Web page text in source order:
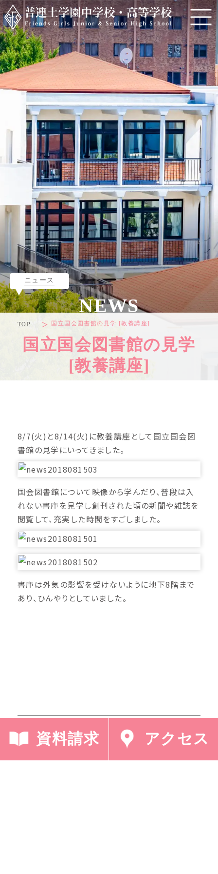
資料請求 アクセス
TOP 国立国会図書館の見学 [教養講座]
国立国会図書館の見学
[教養講座]
NEWS
ニュース
8/7(火)と8/14(火)に教養講座として国立国会図
書館の見学にいってきました。
国会図書館について映像から学んだり、普段は入
れない書庫を見学し創刊された頃の新聞や雑誌を
閲覧して、充実した時間をすごしました。
書庫は外気の影響を受けないように地下8階まで
あり、ひんやりとしていました。
< 「ジョージフォックス
ツアー(11日目…」
「ベストファンタジー
賞［理科部］」 >